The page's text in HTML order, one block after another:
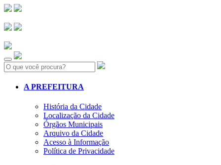
Search:
A PREFEITURA
História da Cidade
Localização da Cidade
Órgãos Municipais
Arquivo da Cidade
Acesso à Informação
Política de Privacidade